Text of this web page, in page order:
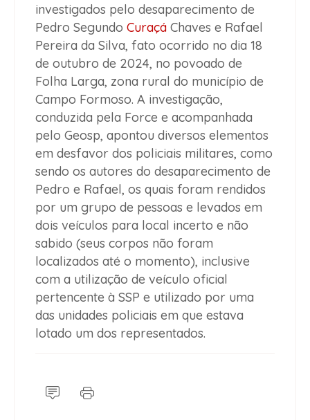
investigados pelo desaparecimento de
Pedro Segundo Curaçá Chaves e Rafael
Pereira da Silva, fato ocorrido no dia 18
de outubro de 2024, no povoado de
Folha Larga, zona rural do município de
Campo Formoso. A investigação,
conduzida pela Force e acompanhada
pelo Geosp, apontou diversos elementos
em desfavor dos policiais militares, como
sendo os autores do desaparecimento de
Pedro e Rafael, os quais foram rendidos
por um grupo de pessoas e levados em
dois veículos para local incerto e não
sabido (seus corpos não foram
localizados até o momento), inclusive
com a utilização de veículo oficial
pertencente à SSP e utilizado por uma
das unidades policiais em que estava
lotado um dos representados.